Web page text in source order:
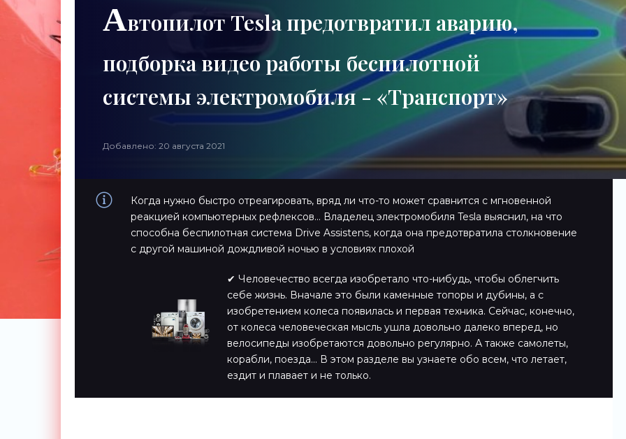
Автопилот Tesla предотвратил аварию,
подборка видео работы беспилотной
системы электромобиля - «Транспорт»
Добавлено: 20 августа 2021
Когда нужно быстро отреагировать, вряд ли что-то может сравнится с мгновенной
реакцией компьютерных рефлексов... Владелец электромобиля Tesla выяснил, на что
способна беспилотная система Drive Assistens, когда она предотвратила столкновение
с другой машиной дождливой ночью в условиях плохой
✔ Человечество всегда изобретало что-нибудь, чтобы облегчить
себе жизнь. Вначале это были каменные топоры и дубины, а с
изобретением колеса появилась и первая техника. Сейчас, конечно,
от колеса человеческая мысль ушла довольно далеко вперед, но
велосипеды изобретаются довольно регулярно. А также самолеты,
корабли, поезда… В этом разделе вы узнаете обо всем, что летает,
ездит и плавает и не только.